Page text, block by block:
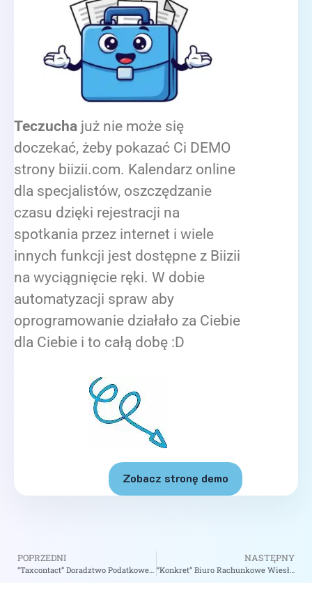
Teczucha już nie może się
doczekać, żeby pokazać Ci DEMO
strony biizii.com. Kalendarz online
dla specjalistów, oszczędzanie
czasu dzięki rejestracji na
spotkania przez internet i wiele
innych funkcji jest dostępne z Biizii
na wyciągnięcie ręki. W dobie
automatyzacji spraw aby
oprogramowanie działało za Ciebie
dla Ciebie i to całą dobę :D
Zobacz stronę demo
POPRZEDNI
“Taxcontact” Doradztwo Podatkowe Andrzej Mazur – zobacz na biizii.com
NASTĘPNY
“Konkret” Biuro Rachunkowe Wiesława Bednarek – zobacz na biizii.com